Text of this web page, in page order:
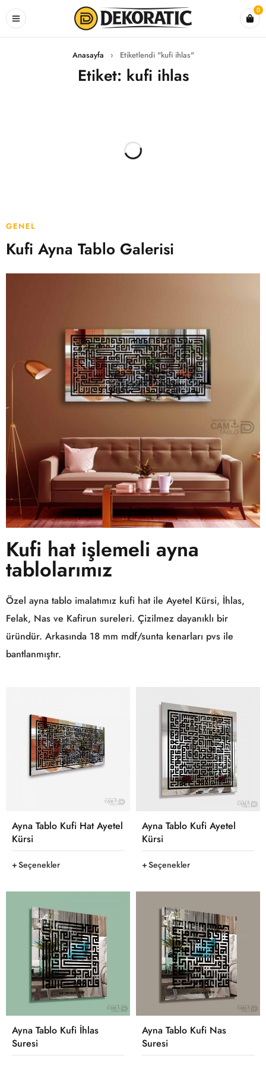
0
Anasayfa › Etiketlendi "kufi ihlas"
Etiket: kufi ihlas
GENEL
Kufi Ayna Tablo Galerisi
Kufi hat işlemeli ayna
tablolarımız
Özel ayna tablo imalatımız kufi hat ile Ayetel Kürsi, İhlas,
Felak, Nas ve Kafirun sureleri. Çizilmez dayanıklı bir
üründür. Arkasında 18 mm mdf/sunta kenarları pvs ile
bantlanmıştır.
Ayna Tablo Kufi Hat Ayetel
Kürsi
Seçenekler
Ayna Tablo Kufi Ayetel
Kürsi
Seçenekler
Ayna Tablo Kufi İhlas
Suresi
Ayna Tablo Kufi Nas
Suresi